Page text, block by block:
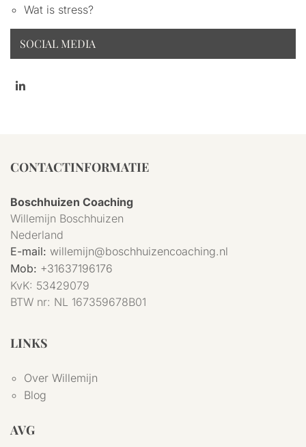
Wat is stress?
SOCIAL MEDIA
CONTACTINFORMATIE
Boschhuizen Coaching
Willemijn Boschhuizen
Nederland
E-mail: willemijn@boschhuizencoaching.nl
Mob: +31637196176
KvK: 53429079
BTW nr: NL 167359678B01
LINKS
Over Willemijn
Blog
AVG